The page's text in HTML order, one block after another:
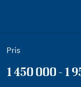
Pris
1 450 000 - 1